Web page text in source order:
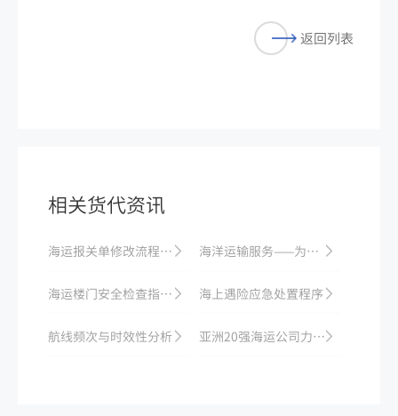
返回列表
相关货代资讯
海运报关单修改流程：修改原因与审批时效 海洋运输服务——为您的企业提供最佳物流方案
海运楼门安全检查指南，切实保障航行安全 海上遇险应急处置程序
航线频次与时效性分析 亚洲20强海运公司力争与欧洲主流企业竞争，进一步拓宽海运业务